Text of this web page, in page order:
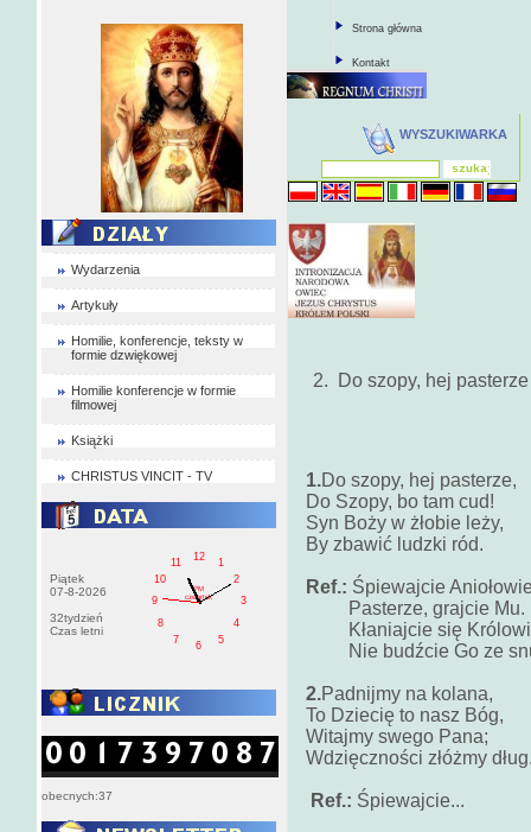
Wydarzenia
Artykuły
Homilie, konferencje, teksty w
formie dzwiękowej
Homilie konferencje w formie
filmowej
Książki
CHRISTUS VINCIT - TV
Piątek
07-8-2026
32tydzień
Czas letni
1
2
3
4
5
6
7
8
9
10
11
12
PM
czwartek
obecnych:37
Strona główna
Kontakt
WYSZUKIWARKA
2. Do szopy, hej pasterze
1.Do szopy, hej pasterze,
Do Szopy, bo
Syn Boży w żłobie leży,
By zbawić ludzki ród.
Ref.: Śpiewajcie
Pasterze, grajcie Mu.
Kłaniajcie się
Nie budźcie Go ze
2.Padnijmy na kolana,
To Dziecię to nasz Bóg,
Witajmy swego Pana;
Wdzięczności złóżmy
Ref.: Śpiewajcie...